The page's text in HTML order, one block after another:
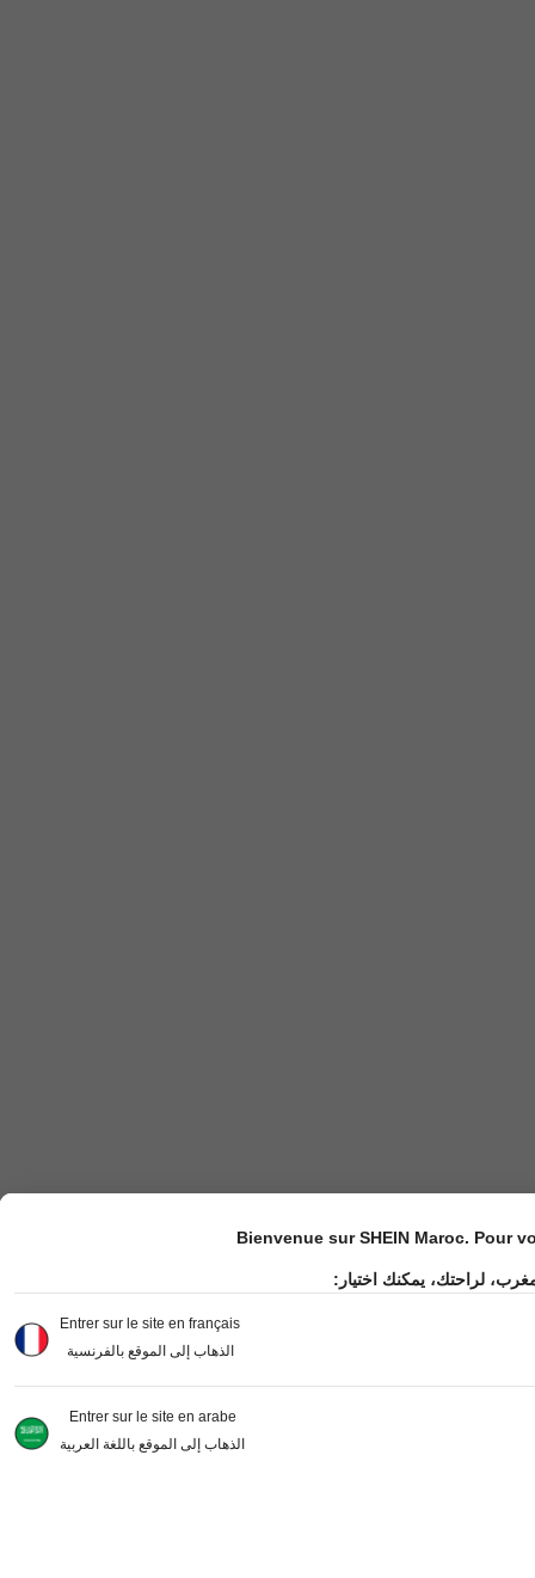
Bienvenue sur SHEIN Maroc. Pour
لراحتك، يمكنك اختيار:
Entrer sur le site en français
الذهاب إلى الموقع بالفرنسية
Entrer sur le site en arabe
الذهاب إلى الموقع باللغة العربية